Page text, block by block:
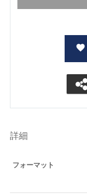
詳細
フォーマット